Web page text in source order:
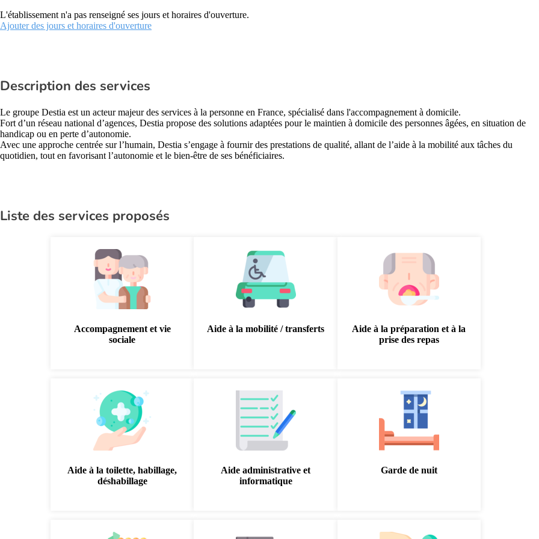
L'établissement n'a pas renseigné ses jours et horaires d'ouverture.
Ajouter des jours et horaires d'ouverture
Description des services
Le groupe Destia est un acteur majeur des services à la personne en France, spécialisé dans l'accompagnement à domicile.
Fort d’un réseau national d’agences, Destia propose des solutions adaptées pour le maintien à domicile des personnes âgées, en situation de
handicap ou en perte d’autonomie.
Avec une approche centrée sur l’humain, Destia s’engage à fournir des prestations de qualité, allant de l’aide à la mobilité aux tâches du
quotidien, tout en favorisant l’autonomie et le bien-être de ses bénéficiaires.
Liste des services proposés
Accompagnement et vie
sociale
Aide à la mobilité / transferts
Aide à la préparation et à la
prise des repas
Aide à la toilette, habillage,
déshabillage
Aide administrative et
informatique
Garde de nuit